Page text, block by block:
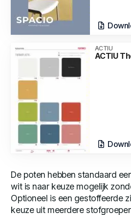
ACTIU
ACTIU
De poten hebben standaard
wit is naar keuze mogelijk
Optioneel is een gestoffeerde
keuze uit meerdere